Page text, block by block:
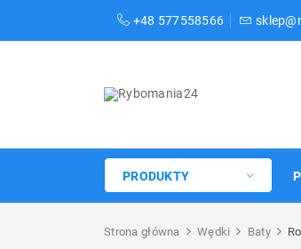
+48 577558566
PRODUKTY
Strona główna Wędki Baty